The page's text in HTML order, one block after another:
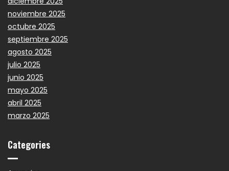
noviembre 2025
octubre 2025
septiembre 2025
agosto 2025
julio 2025
junio 2025
mayo 2025
abril 2025
marzo 2025
Categories